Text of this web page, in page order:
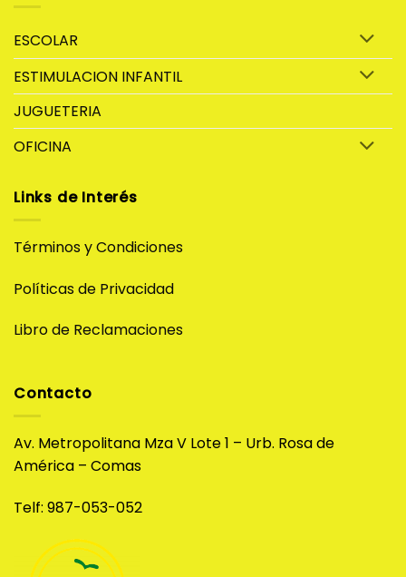
ESCOLAR
ESTIMULACION INFANTIL
JUGUETERIA
OFICINA
Links de Interés
Términos y Condiciones
Políticas de Privacidad
Libro de Reclamaciones
Contacto
Av. Metropolitana Mza V Lote 1 – Urb. Rosa de
América – Comas
Telf: 987-053-052